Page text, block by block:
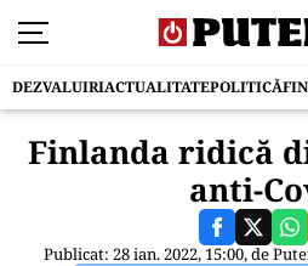
DEZVALUIRIACTUALITATEPOLITICĂ
Finlanda ridică
anti-
Publicat: 28 ian. 2022, 15:00, de